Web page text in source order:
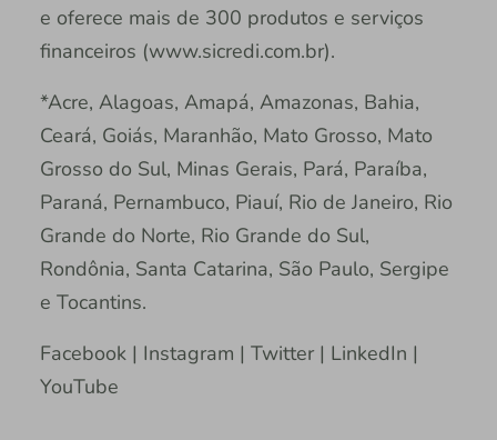
e oferece mais de 300 produtos e serviços
financeiros (www.sicredi.com.br).
*Acre, Alagoas, Amapá, Amazonas, Bahia,
Ceará, Goiás, Maranhão, Mato Grosso, Mato
Grosso do Sul, Minas Gerais, Pará, Paraíba,
Paraná, Pernambuco, Piauí, Rio de Janeiro, Rio
Grande do Norte, Rio Grande do Sul,
Rondônia, Santa Catarina, São Paulo, Sergipe
e Tocantins.
Facebook | Instagram | Twitter | LinkedIn |
YouTube